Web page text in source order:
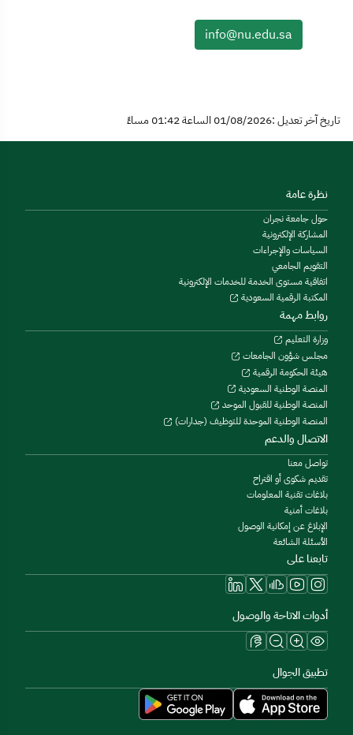
info@nu.edu.sa
تاريخ آخر تعديل :01/08/2026 الساعة 01:42 مساءً
نظرة عامة
حول جامعة نجران
المشاركة الإلكترونية
السياسات والإجراءات
التقويم الجامعي
اتفاقية مستوى الخدمة للخدمات الإلكترونية
المكتبة الرقمية السعودية
روابط مهمة
وزارة التعليم
مجلس شؤون الجامعات
هيئة الحكومة الرقمية
المنصة الوطنية السعودية
المنصة الوطنية للقبول الموحد
المنصة الوطنية الموحدة للتوظيف (جدارات)
الاتصال والدعم
تواصل معنا
تقديم شكوى أو اقتراح
بلاغات تقنية المعلومات
بلاغات أمنية
الإبلاغ عن إمكانية الوصول
الأسئلة الشائعة
تابعنا على
أدوات الاتاحة والوصول
تطبيق الجوال